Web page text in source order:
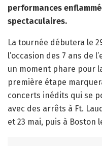
performances
spectaculaires.
La tournée débutera le
l’occasion des 7 ans de
un moment phare pour
première étape
concerts inédits qui se
avec des arrêts à Ft.
et 23 mai, puis à Boston